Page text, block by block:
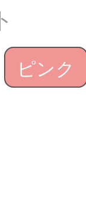
ピンク